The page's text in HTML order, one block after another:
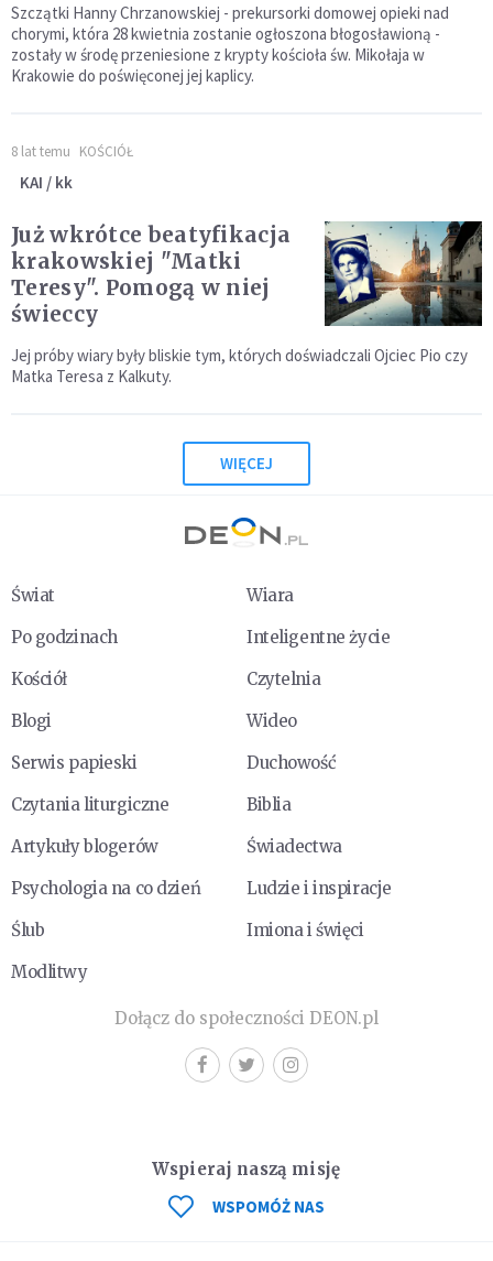
Szczątki Hanny Chrzanowskiej - prekursorki domowej opieki nad
chorymi, która 28 kwietnia zostanie ogłoszona błogosławioną -
zostały w środę przeniesione z krypty kościoła św. Mikołaja w
Krakowie do poświęconej jej kaplicy.
8 lat temu KOŚCIÓŁ
KAI / kk
Już wkrótce beatyfikacja
krakowskiej "Matki
Teresy". Pomogą w niej
świeccy
Jej próby wiary były bliskie tym, których doświadczali Ojciec Pio czy
Matka Teresa z Kalkuty.
WIĘCEJ
Świat
Wiara
Po godzinach
Inteligentne życie
Kościół
Czytelnia
Blogi
Wideo
Serwis papieski
Duchowość
Czytania liturgiczne
Biblia
Artykuły blogerów
Świadectwa
Psychologia na co dzień
Ludzie i inspiracje
Ślub
Imiona i święci
Modlitwy
Dołącz do społeczności DEON.pl
Wspieraj naszą misję
WSPOMÓŻ NAS